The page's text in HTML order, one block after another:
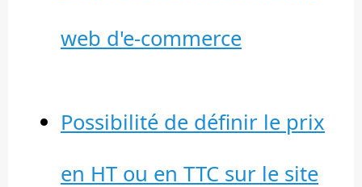
web d'e-commerce
Possibilité de définir le prix
en HT ou en TTC sur le site